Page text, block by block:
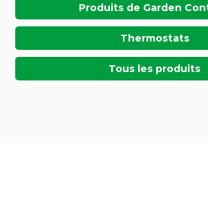
Produits de Garden
Thermostats
Tous les produits